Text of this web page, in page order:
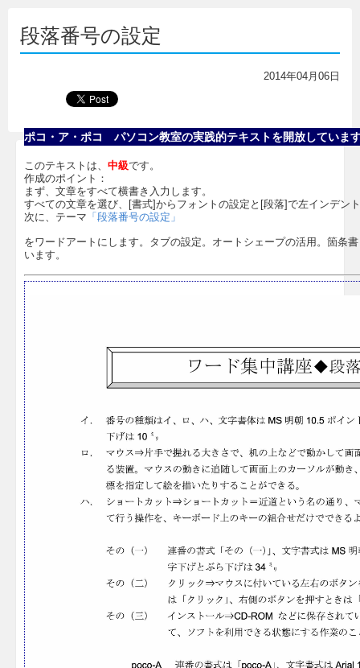
段落番号の設定
2014年04月06日
ポコ・ア・ポコ パソコン教室の実践的テキストを開放していま
このテキストは、 中級です。
作成のポイント：
まず、文章をすべて横書き入力します。
すべての文章を選び、[書式]からフォントの設定と[段落]で左インデン
次に、テーマ 「段落番号の設定」
をワードアートにします。タブの設定。オートシェープの活用。箇条
います。